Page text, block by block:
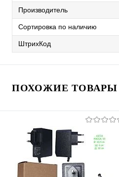
Производитель
Сортировка по наличию
ШтрихКод
ПОХОЖИЕ ТОВАРЫ